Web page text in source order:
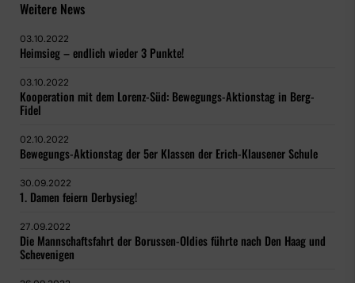
Weitere News
03.10.2022
Heimsieg – endlich wieder 3 Punkte!
03.10.2022
Kooperation mit dem Lorenz-Süd: Bewegungs-Aktionstag in Berg-
Fidel
02.10.2022
Bewegungs-Aktionstag der 5er Klassen der Erich-Klausener Schule
30.09.2022
1. Damen feiern Derbysieg!
27.09.2022
Die Mannschaftsfahrt der Borussen-Oldies führte nach Den Haag und
Schevenigen